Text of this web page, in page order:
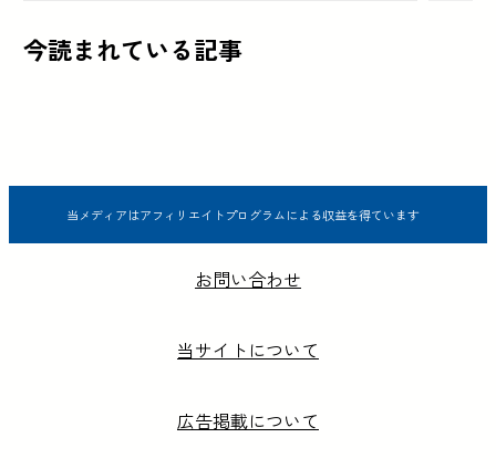
今読まれている記事
当メディアはアフィリエイトプログラムによる収益を得ています
お問い合わせ
当サイトについて
広告掲載について